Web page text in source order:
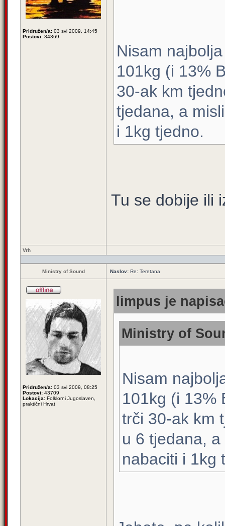
Pridružen/a: 03 svi 2009, 14:45
Postovi: 34369
Nisam
101kg (i 13%
30-ak km
tjedana, a
i 1kg tjedno.
Tu se dobije ili
Vrh
Ministry of Sound Naslov: Re: Teretana
Pridružen/a: 03 svi 2009, 08:25
Postovi: 43709
Lokacija: Folklorni Jugoslaven,
praktični Hrvat
limpus je
Ministry of
Nisam
101kg (i 13%
trči 30-ak km
u 6 tjedana,
nabaciti i 1kg